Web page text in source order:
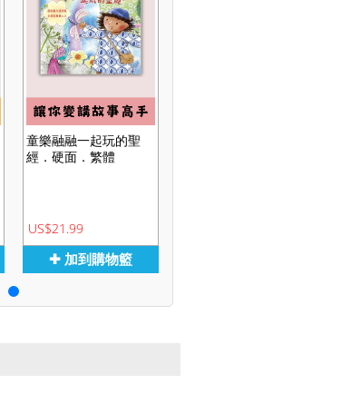
童樂融融一起玩的聖
經．硬面．繁體
US$21.99
✚ 加到購物籃